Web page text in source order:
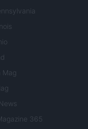
Mag
365